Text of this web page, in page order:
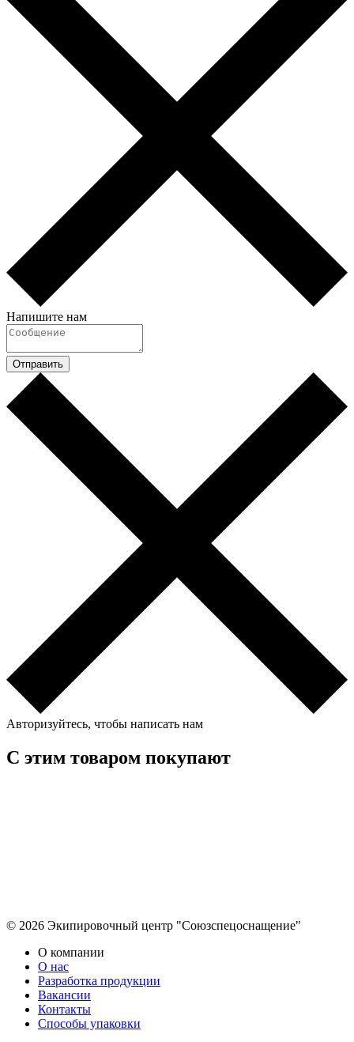
Напишите нам
Отправить
Авторизуйтесь, чтобы написать нам
С этим товаром покупают
© 2026 Экипировочный центр "Союзспецоснащение"
О компании
О нас
Разработка продукции
Вакансии
Контакты
Способы упаковки